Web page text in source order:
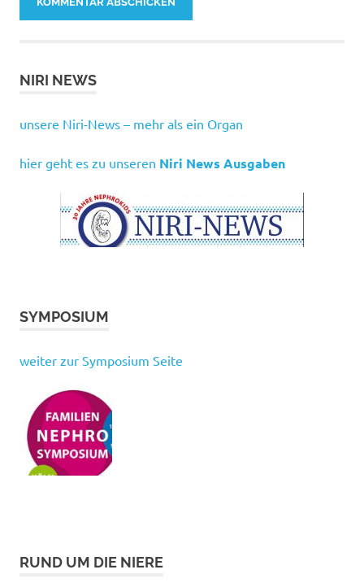
NIRI NEWS
unsere Niri-News – mehr als ein Organ
hier geht es zu unseren Niri News Ausgaben
SYMPOSIUM
weiter zur Symposium Seite
RUND UM DIE NIERE